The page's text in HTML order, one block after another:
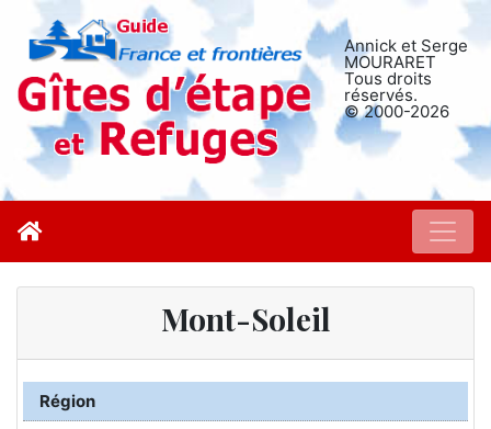
Annick et Serge
MOURARET
Tous droits
réservés.
© 2000-2026
Mont-Soleil
Région